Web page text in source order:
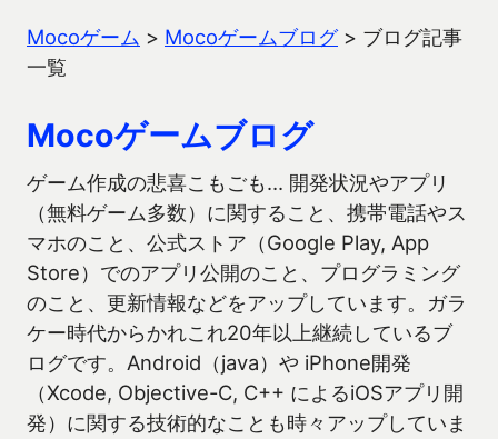
Mocoゲーム > Mocoゲームブログ> ブログ記事
一覧
Mocoゲームブログ
ゲーム作成の悲喜こもごも… 開発状況やアプリ
（無料ゲーム多数）に関すること、携帯電話やス
マホのこと、公式ストア（Google Play, App
Store）でのアプリ公開のこと、プログラミング
のこと、更新情報などをアップしています。ガラ
ケー時代からかれこれ20年以上継続しているブ
ログです。Android（java）や iPhone開発
（Xcode, Objective-C, C++ によるiOSアプリ開
発）に関する技術的なことも時々アップしていま